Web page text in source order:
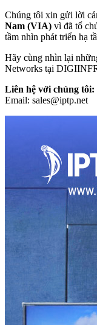
Chúng tôi xin gửi lời
Nam (VIA) vì đã tổ
tầm nhìn phát triển hạ
Hãy cùng nhìn lại
Networks tại
Liên hệ với chúng tôi:
Email: sales iptp.net